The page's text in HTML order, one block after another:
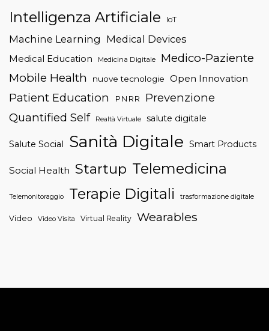
Intelligenza Artificiale IoT
Machine Learning Medical Devices
Medical Education Medicina Digitale
Medico-Paziente
Mobile Health
nuove tecnologie Open Innovation
Patient Education PNRR
Prevenzione
Quantified Self
Realtà Virtuale salute digitale
Salute Social Sanità Digitale Smart Products
Social Health Startup Telemedicina
Telemonitoraggio Terapie Digitali trasformazione digitale
Video Video Visita Virtual Reality Wearables